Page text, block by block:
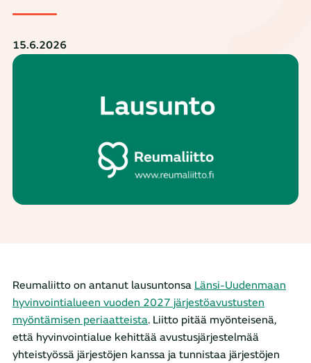
15.6.2026
Reumaliitto on antanut lausuntonsa Länsi-Uudenmaan
hyvinvointialueen vuoden 2027 järjestöavustusten
myöntämisen periaatteista. Liitto pitää myönteisenä,
että hyvinvointialue kehittää avustusjärjestelmää
yhteistyössä järjestöjen kanssa ja tunnistaa järjestöjen